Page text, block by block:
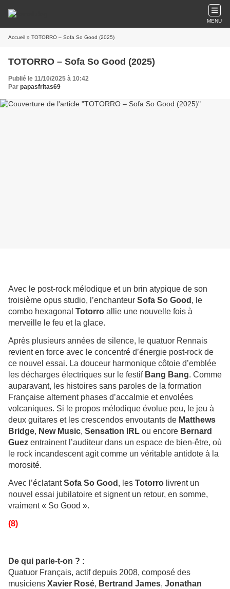
MENU
Accueil » TOTORRO – Sofa So Good (2025)
TOTORRO – Sofa So Good (2025)
Publié le 11/10/2025 à 10:42
Par papasfritas69
Avec le post-rock mélodique et un brin atypique de son
troisième opus studio, l’enchanteur Sofa So Good , le
combo hexagonal Totorro allie une nouvelle fois à
merveille le feu et la glace.
Après plusieurs années de silence, le quatuor Rennais
revient en force avec le concentré d’énergie post-rock de
ce nouvel essai. La douceur harmonique côtoie d’emblée
les décharges électriques sur le festif Bang Bang. Comme
auparavant, les histoires sans paroles de la formation
Française alternent phases d’accalmie et envolées
volcaniques. Si le propos mélodique évolue peu, le jeu à
deux guitares et les crescendos envoutants de Matthews
Bridge, New Music, Sensation IRL ou encore Bernard
Guez entrainent l’auditeur dans un espace de bien-être, où
le rock incandescent agit comme un véritable antidote à la
morosité.
Avec l’éclatantSofa So Good , les Totorro livrent un
nouvel essai jubilatoire et signent un retour, en somme,
vraiment « So Good ».
(8)
De qui parle-t-on ? :
Quatuor Français, actif depuis 2008, composé des
musiciens Xavier Rosé, Bertrand James, Jonathan